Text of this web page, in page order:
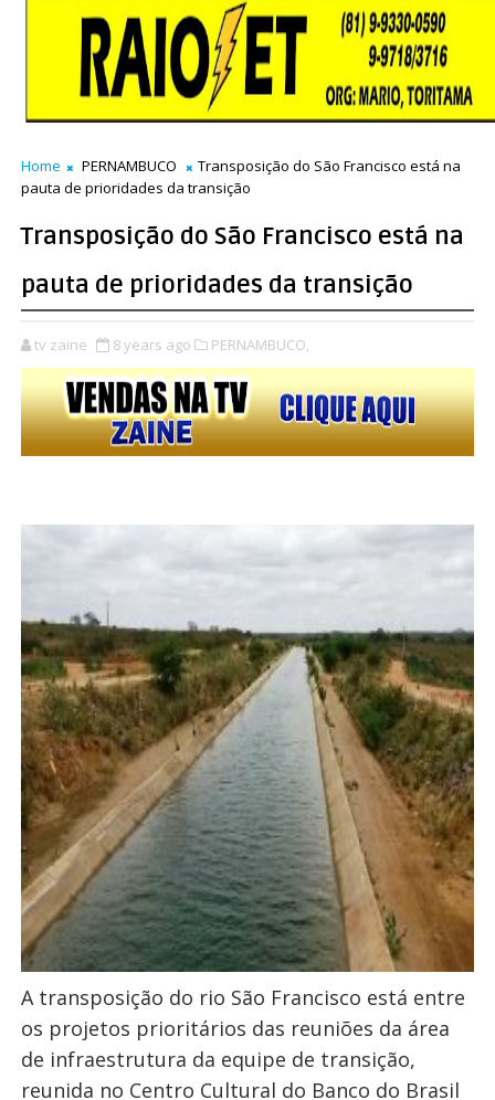
Home PERNAMBUCO
Transposição do São Francisco está na
pauta de prioridades da transição
Transposição do São Francisco está na
pauta de prioridades da transição
tv zaine 8 years ago PERNAMBUCO,
A transposição do rio São Francisco está entre
os projetos prioritários das reuniões da área
de infraestrutura da equipe de transição,
reunida no Centro Cultural do Banco do Brasil